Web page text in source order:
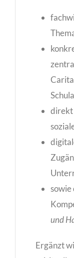
direkt
sowie
und
Ergänzt